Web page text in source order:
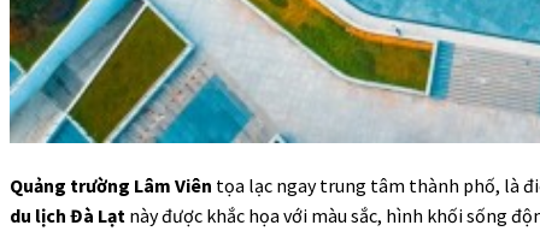
Quảng trường Lâm Viên tọa lạc ngay trung tâm thành phố, là
du lịch Đà Lạt này được khắc họa với màu sắc, hình khối sống